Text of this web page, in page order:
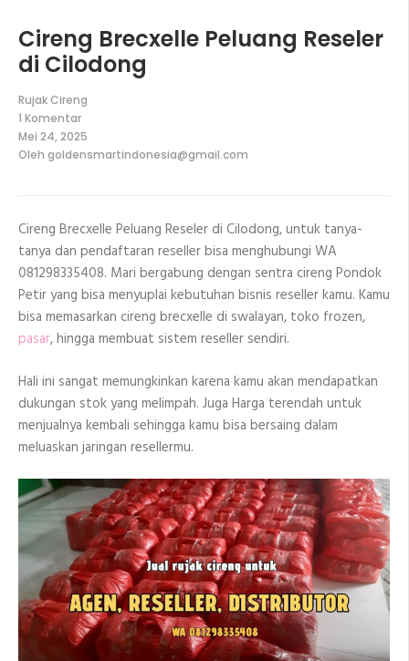
Cireng Brecxelle Peluang Reseler
di Cilodong
Rujak Cireng
1 Komentar
pada
Cireng
Brecxelle
Mei 24, 2025
Oleh goldensmartindonesia@gmail.com
Cireng Brecxelle Peluang Reseler di Cilodong, untuk tanya-
tanya dan pendaftaran reseller bisa menghubungi WA
081298335408. Mari bergabung dengan sentra cireng Pondok
Petir yang bisa menyuplai kebutuhan bisnis reseller kamu. Kamu
bisa memasarkan cireng brecxelle di swalayan, toko frozen,
pasar, hingga membuat sistem reseller sendiri.
Hali ini sangat memungkinkan karena kamu akan mendapatkan
dukungan stok yang melimpah. Juga Harga terendah untuk
menjualnya kembali sehingga kamu bisa bersaing dalam
meluaskan jaringan resellermu.